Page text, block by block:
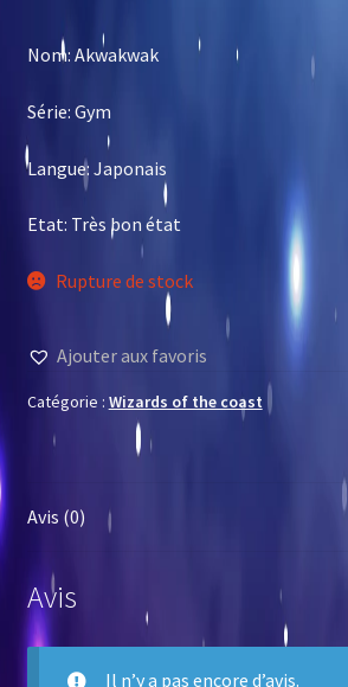
Nom: Akwakwak
Série: Gym
Langue: Japonais
Etat: Très bon état
Rupture de stock
Ajouter aux favoris
Catégorie : Wizards of the coast
Avis (0)
Avis
Il n’y a pas encore d’avis.